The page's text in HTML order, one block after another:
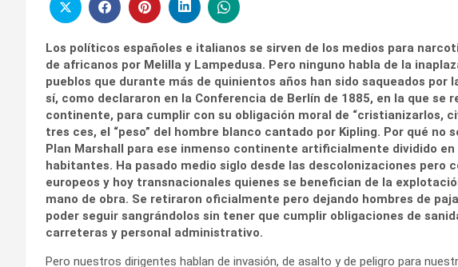
Los políticos españoles e italianos se sirven de los medios para
de africanos por Melilla y Lampedusa. Pero ninguno habla de la
pueblos que durante más de quinientos años han sido saqueados por
sí, como declararon en la Conferencia de Berlín de 1885, en la que se
continente, para cumplir con su obligación moral de “cristianizarlos,
tres ces, el “peso” del hombre blanco cantado por Kipling. Por qué no
Plan Marshall para ese inmenso continente artificialmente dividido
habitantes. Ha pasado medio siglo desde las descolonizaciones pero
europeos y hoy transnacionales quienes se benefician de la
mano de obra. Se retiraron oficialmente pero dejando hombres de
poder seguir sangrándolos sin tener que cumplir obligaciones de
carreteras y personal administrativo.
Pero nuestros dirigentes hablan de invasión, de asalto y de peligro para